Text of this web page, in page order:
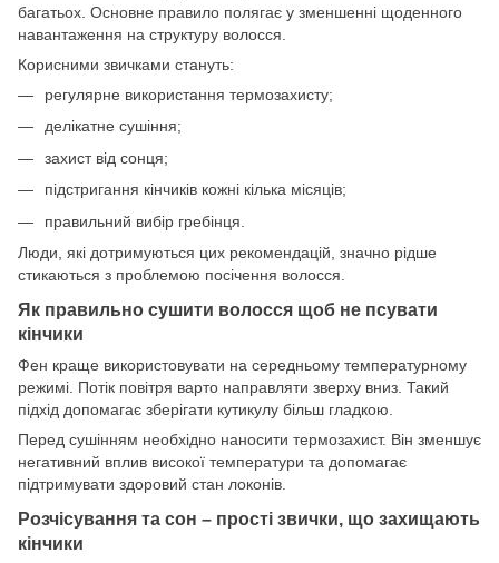
багатьох. Основне правило полягає у зменшенні щоденного
навантаження на структуру волосся.
Корисними звичками стануть:
регулярне використання термозахисту;
делікатне сушіння;
захист від сонця;
підстригання кінчиків кожні кілька місяців;
правильний вибір гребінця.
Люди, які дотримуються цих рекомендацій, значно рідше
стикаються з проблемою посічення волосся.
Як правильно сушити волосся щоб не псувати
кінчики
Фен краще використовувати на середньому температурному
режимі. Потік повітря варто направляти зверху вниз. Такий
підхід допомагає зберігати кутикулу більш гладкою.
Перед сушінням необхідно наносити термозахист. Він зменшує
негативний вплив високої температури та допомагає
підтримувати здоровий стан локонів.
Розчісування та сон – прості звички, що захищають
кінчики